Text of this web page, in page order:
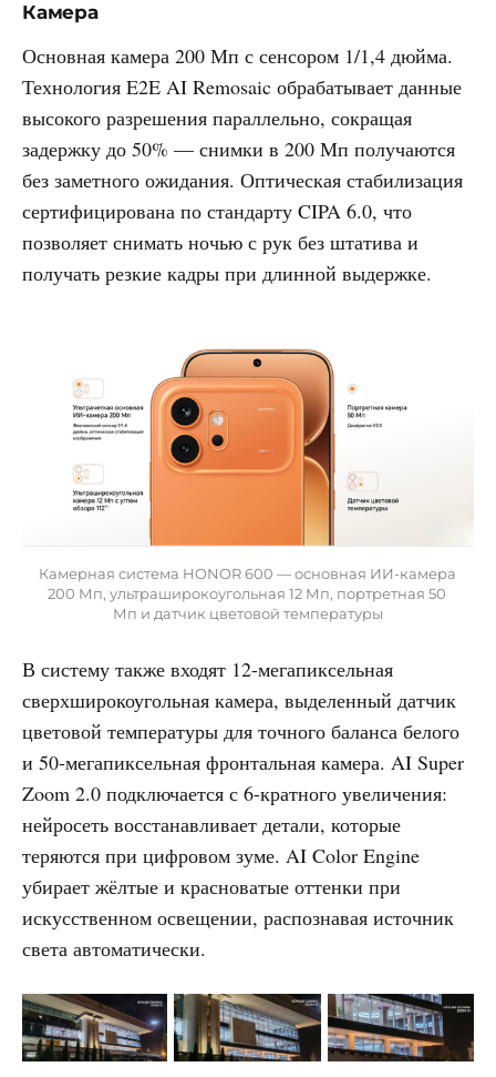
Камера
Основная камера 200 Мп с сенсором 1/1,4 дюйма.
Технология E2E AI Remosaic обрабатывает данные
высокого разрешения параллельно, сокращая
задержку до 50% — снимки в 200 Мп получаются
без заметного ожидания. Оптическая стабилизация
сертифицирована по стандарту CIPA 6.0, что
позволяет снимать ночью с рук без штатива и
получать резкие кадры при длинной выдержке.
Камерная система HONOR 600 — основная ИИ-камера
200 Мп, ультраширокоугольная 12 Мп, портретная 50
Мп и датчик цветовой температуры
В систему также входят 12-мегапиксельная
сверхширокоугольная камера, выделенный датчик
цветовой температуры для точного баланса белого
и 50-мегапиксельная фронтальная камера. AI Super
Zoom 2.0 подключается с 6-кратного увеличения:
нейросеть восстанавливает детали, которые
теряются при цифровом зуме. AI Color Engine
убирает жёлтые и красноватые оттенки при
искусственном освещении, распознавая источник
света автоматически.